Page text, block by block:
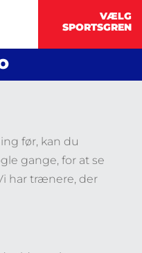
før, kan du
gange, for at se
har trænere, der